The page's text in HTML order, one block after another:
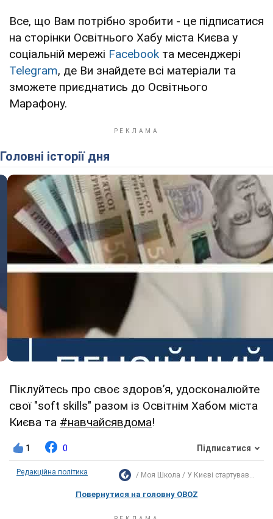
Все, що Вам потрібно зробити - це підписатися
на сторінки Освітнього Хабу міста Києва у
соціальній мережі Facebook та месенджері
Telegram, де Ви знайдете всі матеріали та
зможете приєднатись до Освітнього
Марафону.
Головні історії дня
Піклуйтесь про своє здоров’я, удосконалюйте
свої "soft skills" разом із Освітнім Хабом міста
Києва та #навчайсявдома!
1 0 Підписатися
Редакційна політика Моя Школа У Києві стартував...
Повернутися на головну OBOZ